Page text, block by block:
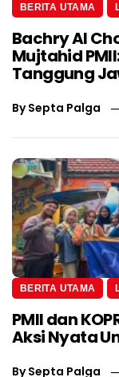
BERITA UTAMA
Bachry Al
Mujtahid
Tanggung
BySepta Palga
BERITA UTAMA
PMII dan
Aksi Nyata
BySepta Palga